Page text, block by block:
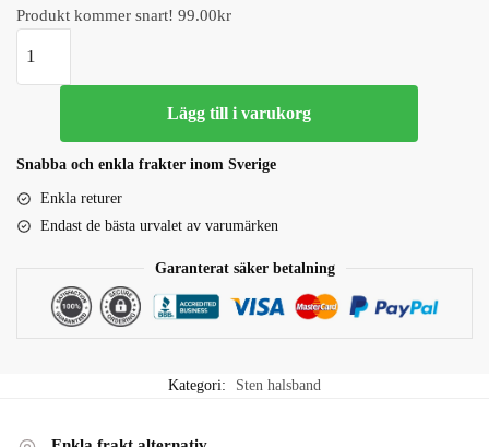
Produkt kommer snart! 99.00kr
kommer
Lägg till i varukorg
Snabba och enkla frakter inom Sverige
Enkla returer
Endast de bästa urvalet av varumärken
Garanterat säker betalning
Kategori: Sten halsband